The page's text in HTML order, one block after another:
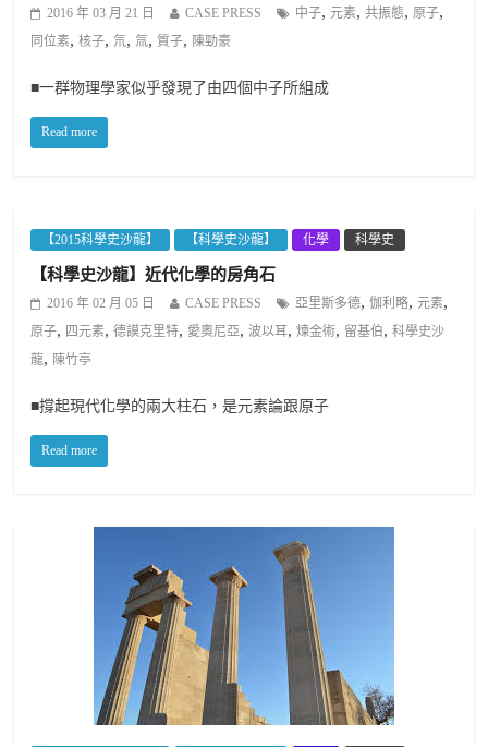
2016 年 03 月 21 日 CASE PRESS 中子,元素,共振態, 原子,
同位素,核子, 氘, 氚, 質子, 陳勁豪
■一群物理學家似乎發現了由四個中子所組成
Read more
【2015科學史沙龍】 【科學史沙龍】 化學 科學史
【科學史沙龍】近代化學的房角石
2016 年 02 月 05 日 CASE PRESS 亞里斯多德,伽利略,元素,
原子, 四元素,德謨克里特, 愛奧尼亞,波以耳,煉金術, 留基伯,科學史沙
龍, 陳竹亭
■撐起現代化學的兩大柱石，是元素論跟原子
Read more